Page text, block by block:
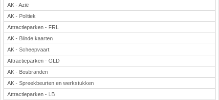
AK - Azië
AK - Politiek
Attractieparken - FRL
AK - Blinde kaarten
AK - Scheepvaart
Attractieparken - GLD
AK - Bosbranden
AK - Spreekbeurten en werkstukken
Attractieparken - LB